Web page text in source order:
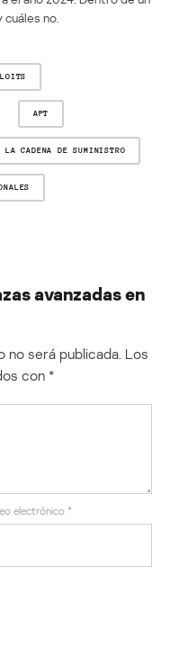
no.
APT
LA CADENA DE SUMINISTRO
avanzadas en
será publicada. Los
con *
electrónico *